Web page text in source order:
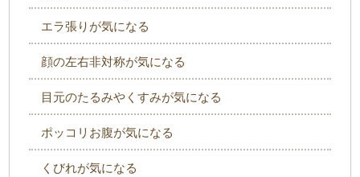
エラ張りが気になる
顔の左右非対称が気になる
目元のたるみやくすみが気になる
ポッコリお腹が気になる
くびれが気になる